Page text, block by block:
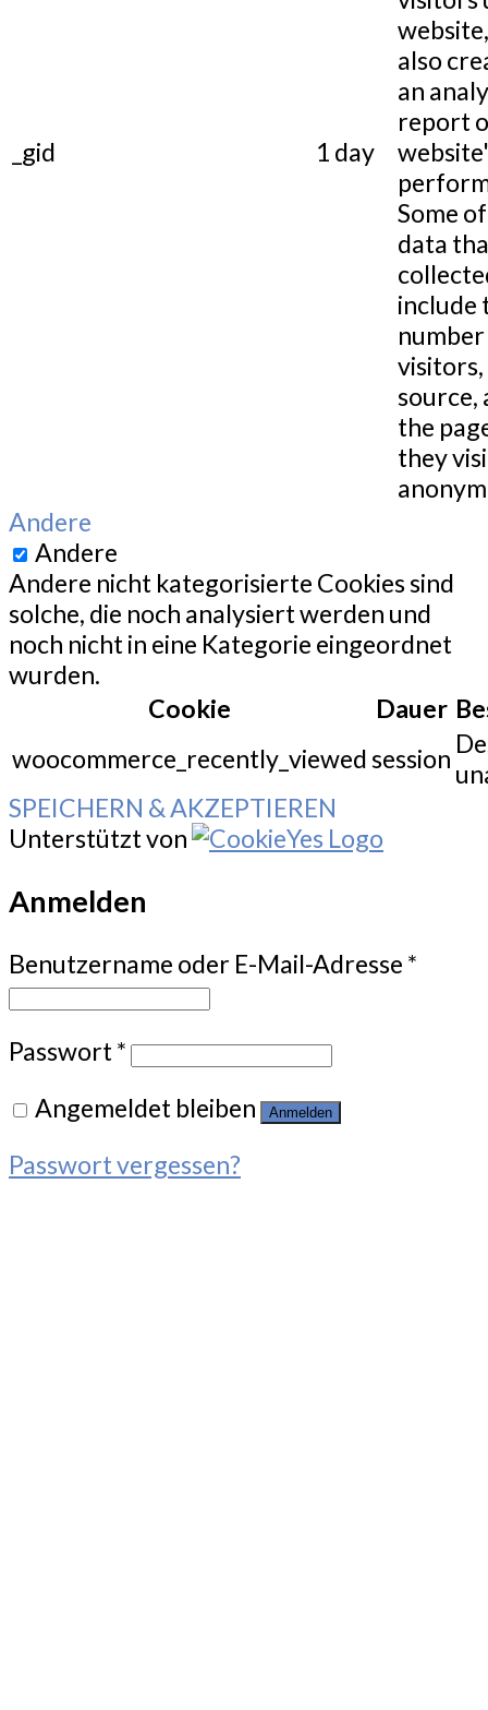
_gid 1 day
also
an
report
Some
data
include
source,
the
they
Andere
Andere
Andere nicht kategorisierte Cookies sind
solche, die noch analysiert werden und
noch nicht in eine Kategorie eingeordnet
wurden.
Cookie
Dauer
woocommerce_recently_viewed session
SPEICHERN & AKZEPTIEREN
Unterstützt von
Anmelden
Benutzername oder E-Mail-Adresse *
Passwort*
Angemeldet bleiben
Anmelden
Passwort vergessen?